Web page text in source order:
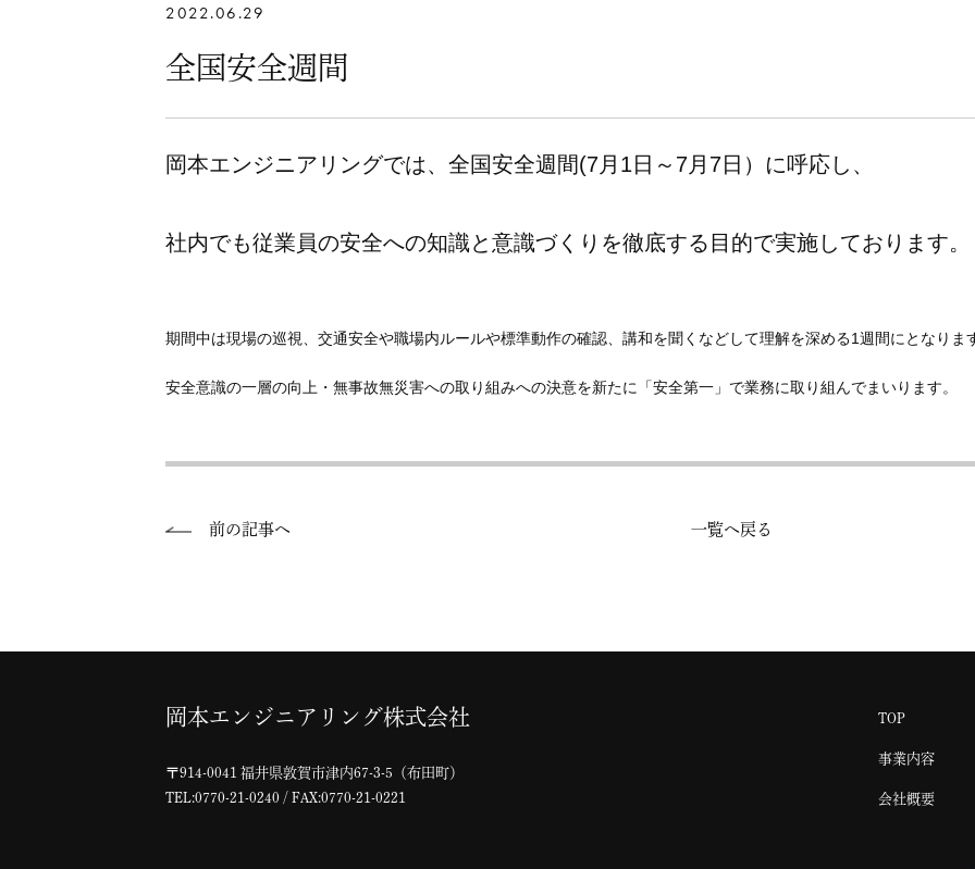
2022.06.29
全国安全週間
岡本エンジニアリングでは、全国安全週間(7月1日～7月7日）に呼応し、
社内でも従業員の安全への知識と意識づくりを徹底する目的で実施しております。
期間中は現場の巡視、交通安全や職場内ルールや標準動作の確認、講和を聞くなどして理解を深める1週間にとなりま
安全意識の一層の向上・無事故無災害への取り組みへの決意を新たに「安全第一」で業務に取り組んでまいります。
前の記事へ 一覧へ戻る
岡本エンジニアリング株式会社
〒914-0041 福井県敦賀市津内67-3-5（布田町）
TEL:0770-21-0240 / FAX:0770-21-0221
TOP
事業内容
会社概要